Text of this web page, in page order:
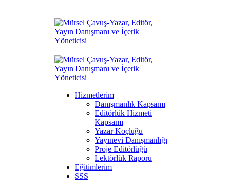
Hizmetlerim
Danışmanlık Kapsamı
Editörlük Hizmeti
Kapsamı
Yazar Koçluğu
Yayınevi Danışmanlığı
Proje Editörlüğü
Lektörlük Raporu
Eğitimlerim
SSS